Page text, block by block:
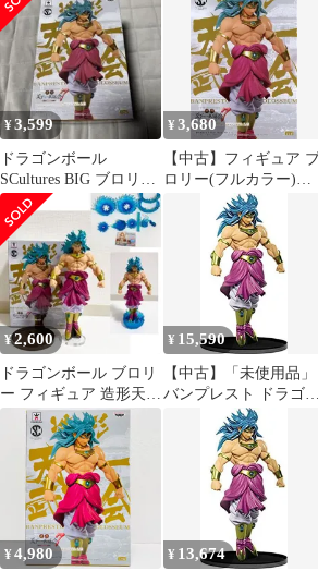
一武道会7 其之三 ブロ
リー 通常カラーver.
一武道会7 其之三 ブロ
リー 通常カラーver.
¥3,599
ドラゴンボール
SCultures BIG ブロリー
フィギュア
¥3,680
【中古】フィギュア ブ
ロリー(フルカラー)
「ドラゴンボールZ」
SCultures BIG 造形天下
一武道会7 其之三
¥2,600
ドラゴンボール ブロリ
ー フィギュア 造形天下
一武道会
¥ 15,590
【中古】「未使用品」
バンプレスト ドラゴン
ボール SCultures BIG 造
形天下一武道会7 其之
三 ブロリー 通常カラー
¥4,980 ¥ 13,674